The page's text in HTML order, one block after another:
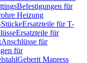
Befestigungen für
Heizung
Ersatzteile für T-
Ersatzteile für
Anschlüsse für
für
Geberit Mapress